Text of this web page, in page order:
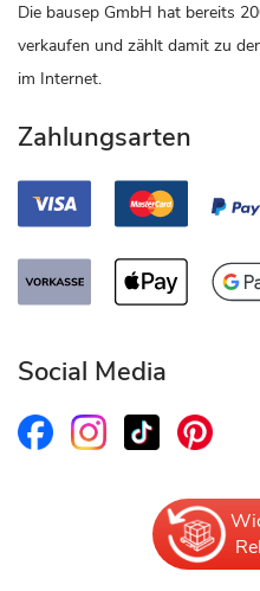
Die bausep GmbH hat bereits
verkaufen und zählt damit zu
im Internet.
Zahlungsarten
Social Media